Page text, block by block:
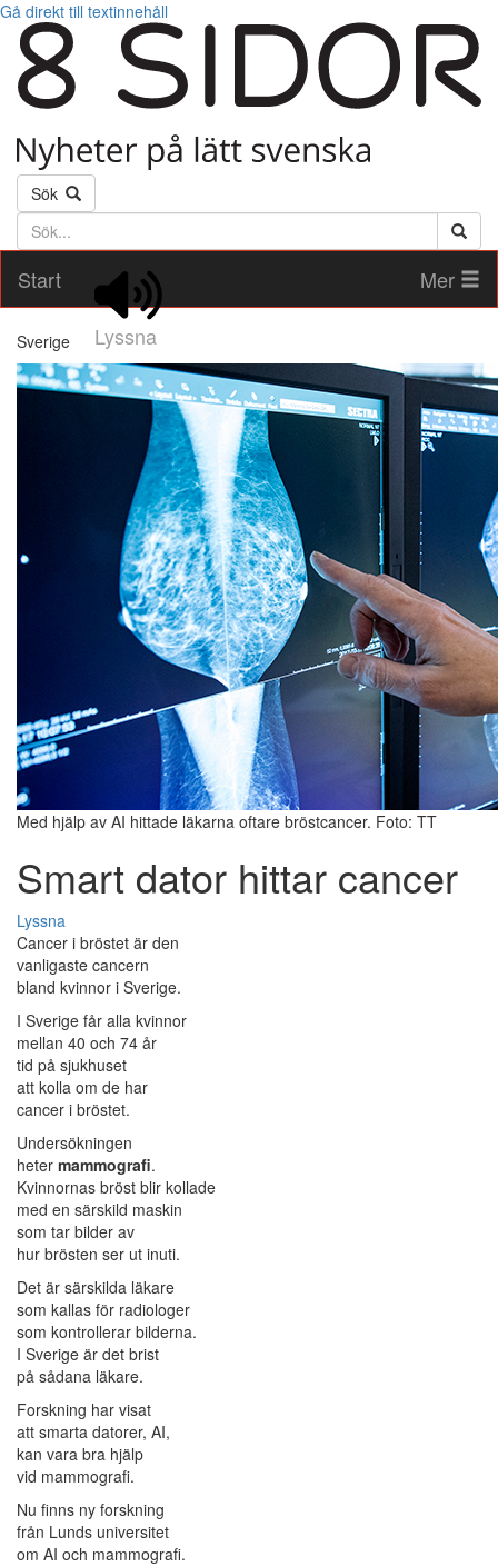
Gå direkt till textinnehåll
Sök
Söktext
Start
Lyssna
Mer
Sverige
Med hjälp av AI hittade läkarna oftare bröstcancer. Foto: TT
Smart dator hittar cancer
Lyssna
Cancer i bröstet är den
vanligaste cancern
bland kvinnor i Sverige.
I Sverige får alla kvinnor
mellan 40 och 74 år
tid på sjukhuset
att kolla om de har
cancer i bröstet.
Undersökningen
heter mammografi.
Kvinnornas bröst blir kollade
med en särskild maskin
som tar bilder av
hur brösten ser ut inuti.
Det är särskilda läkare
som kallas för radiologer
som kontrollerar bilderna.
I Sverige är det brist
på sådana läkare.
Forskning har visat
att smarta datorer, AI,
kan vara bra hjälp
vid mammografi.
Nu finns ny forskning
från Lunds universitet
om AI och mammografi.